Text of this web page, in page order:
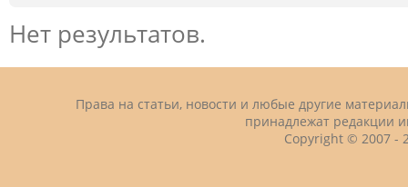
Нет результатов.
Права на статьи, новости и любые другие
принадлежат редакции
Copyright © 2007 -